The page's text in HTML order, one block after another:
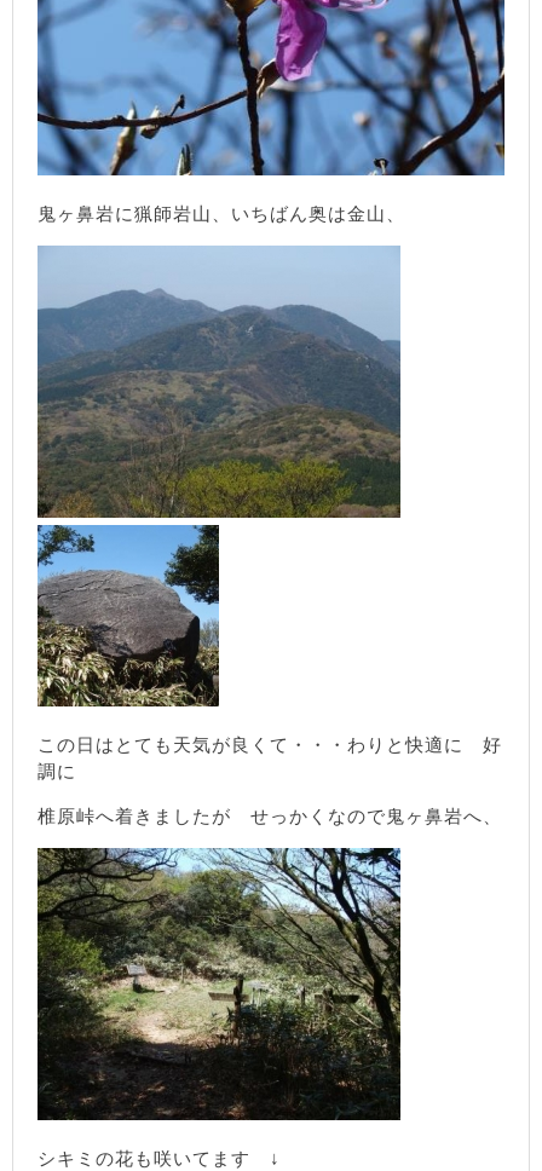
鬼ヶ鼻岩に猟師岩山、いちばん奥は金山、
この日はとても天気が良くて・・・わりと快適に 好
調に
椎原峠へ着きましたが せっかくなので鬼ヶ鼻岩へ、
シキミの花も咲いてます ↓